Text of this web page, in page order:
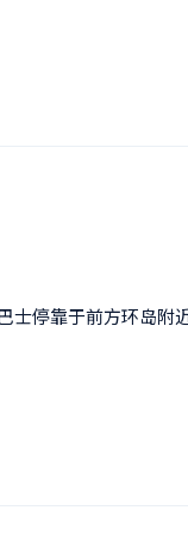
士停靠于前方环岛附